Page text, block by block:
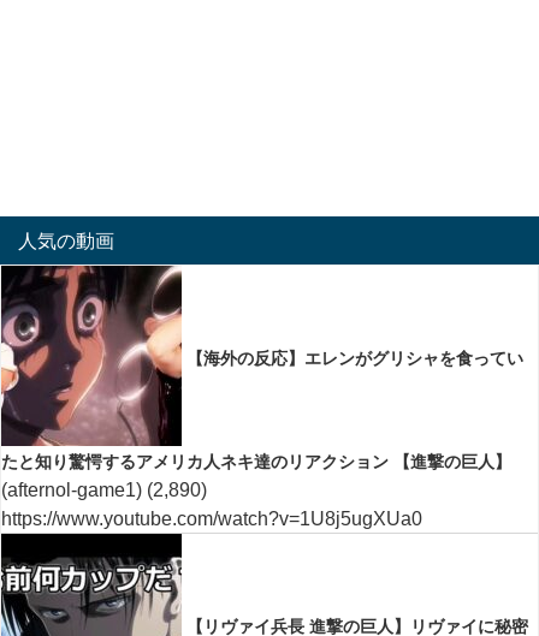
人気の動画
【海外の反応】エレンがグリシャを食ってい
たと知り驚愕するアメリカ人ネキ達のリアクション 【進撃の巨人】
(afternol-game1) (2,890)
https://www.youtube.com/watch?v=1U8j5ugXUa0
【リヴァイ兵長 進撃の巨人】リヴァイに秘密